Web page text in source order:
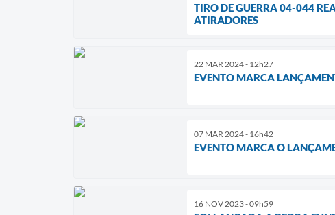
TIRO DE GUERRA 04-044
ATIRADORES
22 MAR 2024 - 12h27
EVENTO MARCA
07 MAR 2024 - 16h42
EVENTO MARCA O
16 NOV 2023 - 09h59